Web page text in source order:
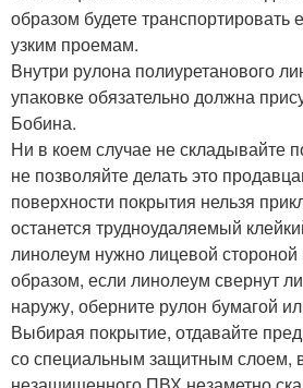
образом будете транспортировать
узким проемам.
Внутри рулона полиуретанового
упаковке обязательно должна
Бобина.
Ни в коем случае не складывайте
не позволяйте делать это
поверхности покрытия нельзя
останется трудноудаляемый
линолеум нужно лицевой стороной
образом, если линолеум свернут
наружу, оберните рулон бумагой
Выбирая покрытие, отдавайте
со специальным защитным слоем,